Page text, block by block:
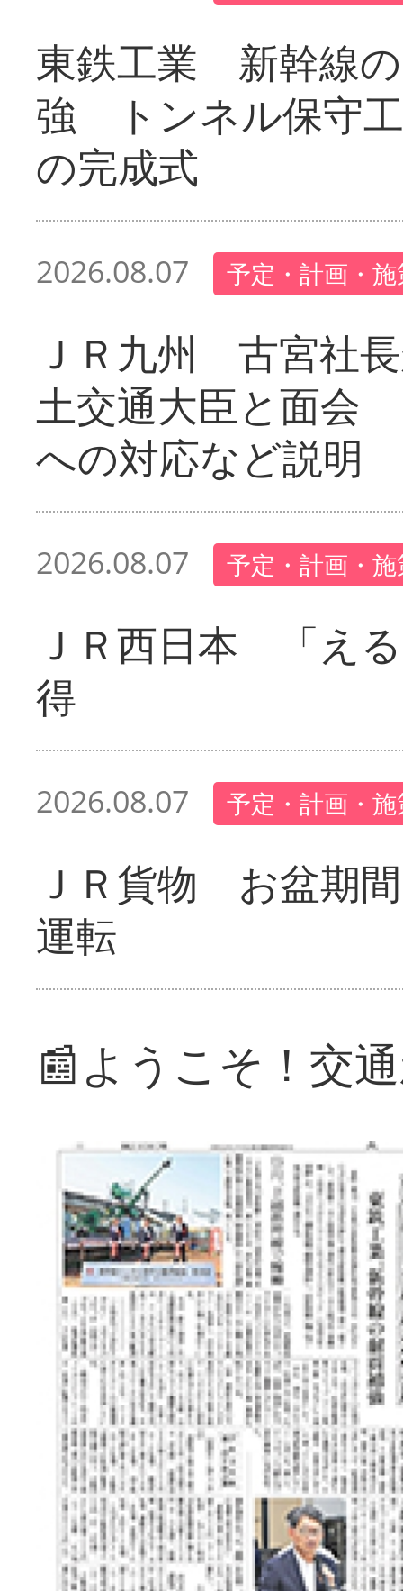
東鉄工業 新幹線
強 トンネル保守
の完成式
2026.08.07 予定・計画・
ＪＲ九州 古宮社
土交通大臣と面会
への対応など説明
2026.08.07 予定・計画・
ＪＲ西日本 「え
得
2026.08.07 予定・計画・
ＪＲ貨物 お盆期
運転
📰ようこそ！交